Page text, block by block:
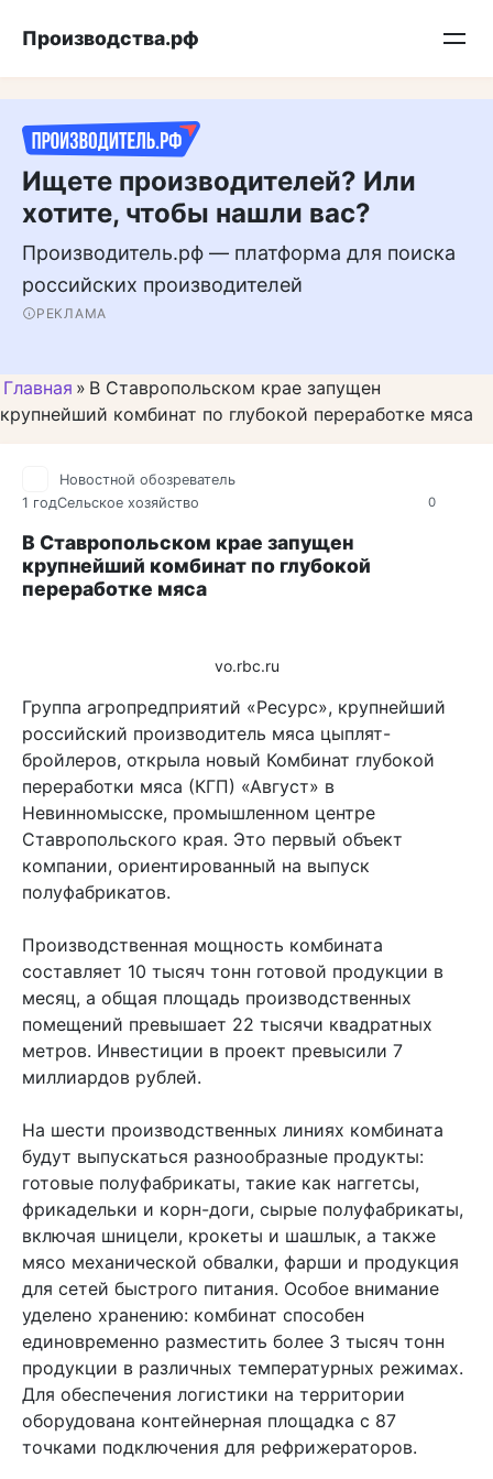
Подписывайтесь на нас в MAX
Производства.рф
Ищете производителей? Или
хотите, чтобы нашли вас?
Производитель.рф — платформа для поиска
российских производителей
РЕКЛАМА
Главная » В Ставропольском крае запущен
крупнейший комбинат по глубокой переработке мяса
0
Новостной обозреватель
1 годСельское хозяйство
В Ставропольском крае запущен
крупнейший комбинат по глубокой
переработке мяса
vo.rbc.ru
Группа агропредприятий «Ресурс», крупнейший
российский производитель мяса цыплят-
бройлеров, открыла новый Комбинат глубокой
переработки мяса (КГП) «Август» в
Невинномысске, промышленном центре
Ставропольского края. Это первый объект
компании, ориентированный на выпуск
полуфабрикатов.
Производственная мощность комбината
составляет 10 тысяч тонн готовой продукции в
месяц, а общая площадь производственных
помещений превышает 22 тысячи квадратных
метров. Инвестиции в проект превысили 7
миллиардов рублей.
На шести производственных линиях комбината
будут выпускаться разнообразные продукты:
готовые полуфабрикаты, такие как наггетсы,
фрикадельки и корн-доги, сырые полуфабрикаты,
включая шницели, крокеты и шашлык, а также
мясо механической обвалки, фарши и продукция
для сетей быстрого питания. Особое внимание
уделено хранению: комбинат способен
единовременно разместить более 3 тысяч тонн
продукции в различных температурных режимах.
Для обеспечения логистики на территории
оборудована контейнерная площадка с 87
точками подключения для рефрижераторов.